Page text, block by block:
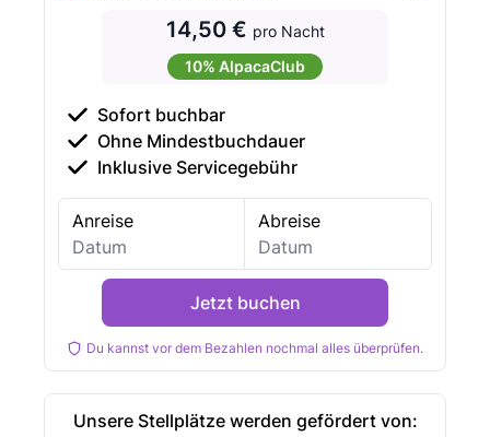
14,50 € pro Nacht
10% AlpacaClub
Sofort buchbar
Ohne Mindestbuchdauer
Inklusive Servicegebühr
Anreise Abreise
Jetzt buchen
Du kannst vor dem Bezahlen nochmal alles überprüfen.
Unsere Stellplätze werden gefördert von: